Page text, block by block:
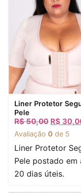
Visualização rápida
Liner Protetor
Pele
R$50,00 R$
Avaliação 0 de 5
Liner Protetor
Pele postado em
20 dias úteis.